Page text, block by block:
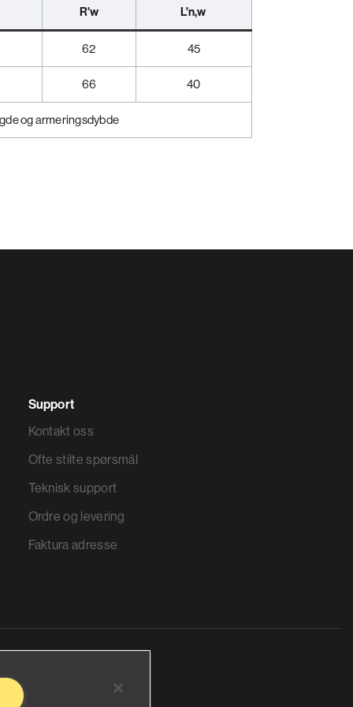
R'w L'n,w
62 45
66 40
og armeringsdybde
Support
Kontakt oss
Ofte stilte spørsmål
Teknisk support
Ordre og levering
Faktura adresse